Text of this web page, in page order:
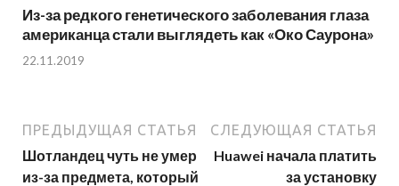
Из-за редкого генетического заболевания глаза
американца стали выглядеть как «Око Саурона»
22.11.2019
ПРЕДЫДУЩАЯ СТАТЬЯ
Шотландец чуть не умер
из-за предмета, который
СЛЕДУЮЩАЯ СТАТЬЯ
Huawei начала платить
за установку